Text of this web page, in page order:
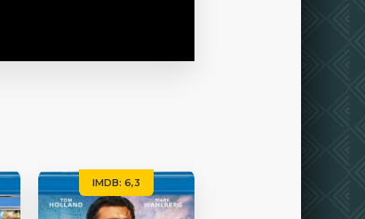
IMDB: 6,3